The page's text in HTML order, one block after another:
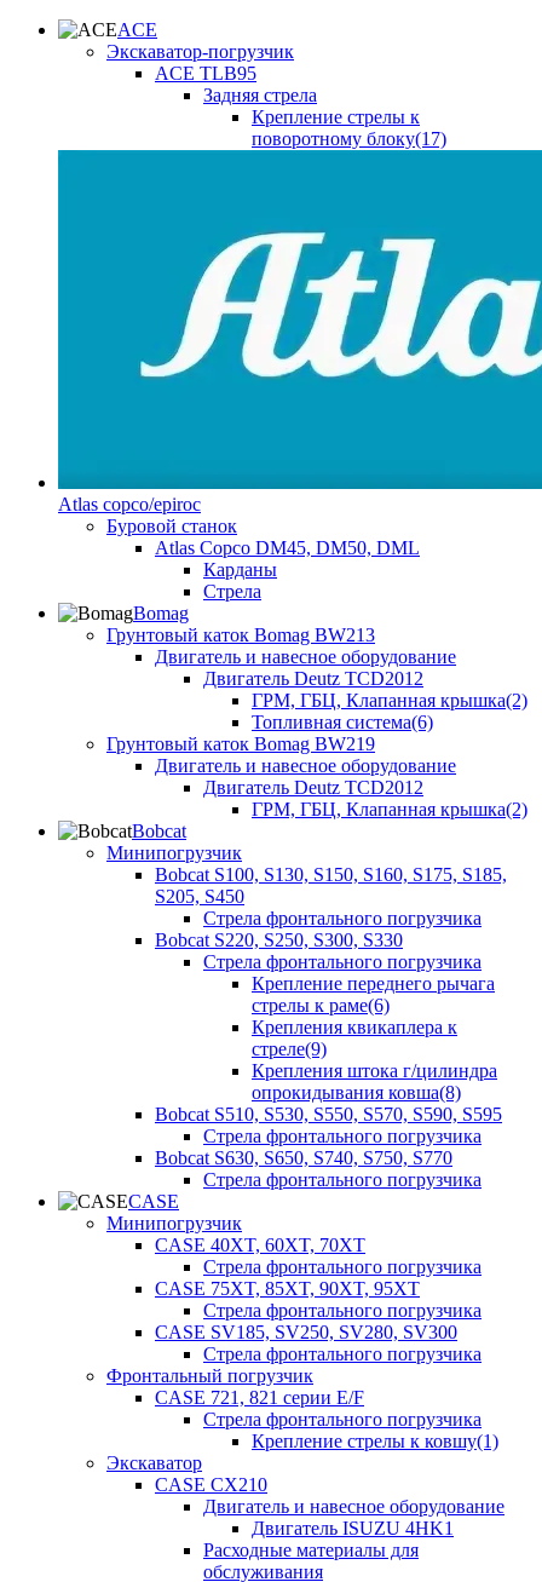
ACE
Экскаватор-погрузчик
ACE TLB95
Задняя стрела
Крепление стрелы к
поворотному блоку(17)
Atlas copco/epiroc
Буровой станок
Atlas Copco DM45, DM50, DML
Карданы
Стрела
Bomag
Грунтовый каток Bomag BW213
Двигатель и навесное оборудование
Двигатель Deutz TCD2012
ГРМ, ГБЦ, Клапанная крышка(2)
Топливная система(6)
Грунтовый каток Bomag BW219
Двигатель и навесное оборудование
Двигатель Deutz TCD2012
ГРМ, ГБЦ, Клапанная крышка(2)
Bobcat
Минипогрузчик
Bobcat S100, S130, S150, S160, S175, S185,
S205, S450
Стрела фронтального погрузчика
Bobcat S220, S250, S300, S330
Стрела фронтального погрузчика
Крепление переднего рычага
стрелы к раме(6)
Крепления квикаплера к
стреле(9)
Крепления штока г/цилиндра
опрокидывания ковша(8)
Bobcat S510, S530, S550, S570, S590, S595
Стрела фронтального погрузчика
Bobcat S630, S650, S740, S750, S770
Стрела фронтального погрузчика
CASE
Минипогрузчик
CASE 40XT, 60XT, 70XT
Стрела фронтального погрузчика
CASE 75XT, 85XT, 90XT, 95XT
Стрела фронтального погрузчика
CASE SV185, SV250, SV280, SV300
Стрела фронтального погрузчика
Фронтальный погрузчик
CASE 721, 821 серии E/F
Стрела фронтального погрузчика
Крепление стрелы к ковшу(1)
Экскаватор
CASE CX210
Двигатель и навесное оборудование
Двигатель ISUZU 4HK1
Расходные материалы для
обслуживания